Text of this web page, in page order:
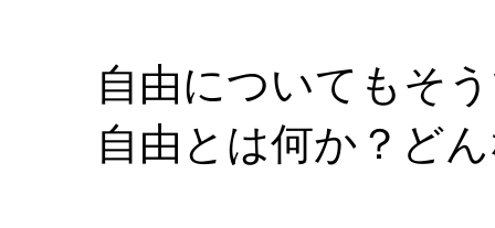
自由についてもそ
自由とは何か？ど